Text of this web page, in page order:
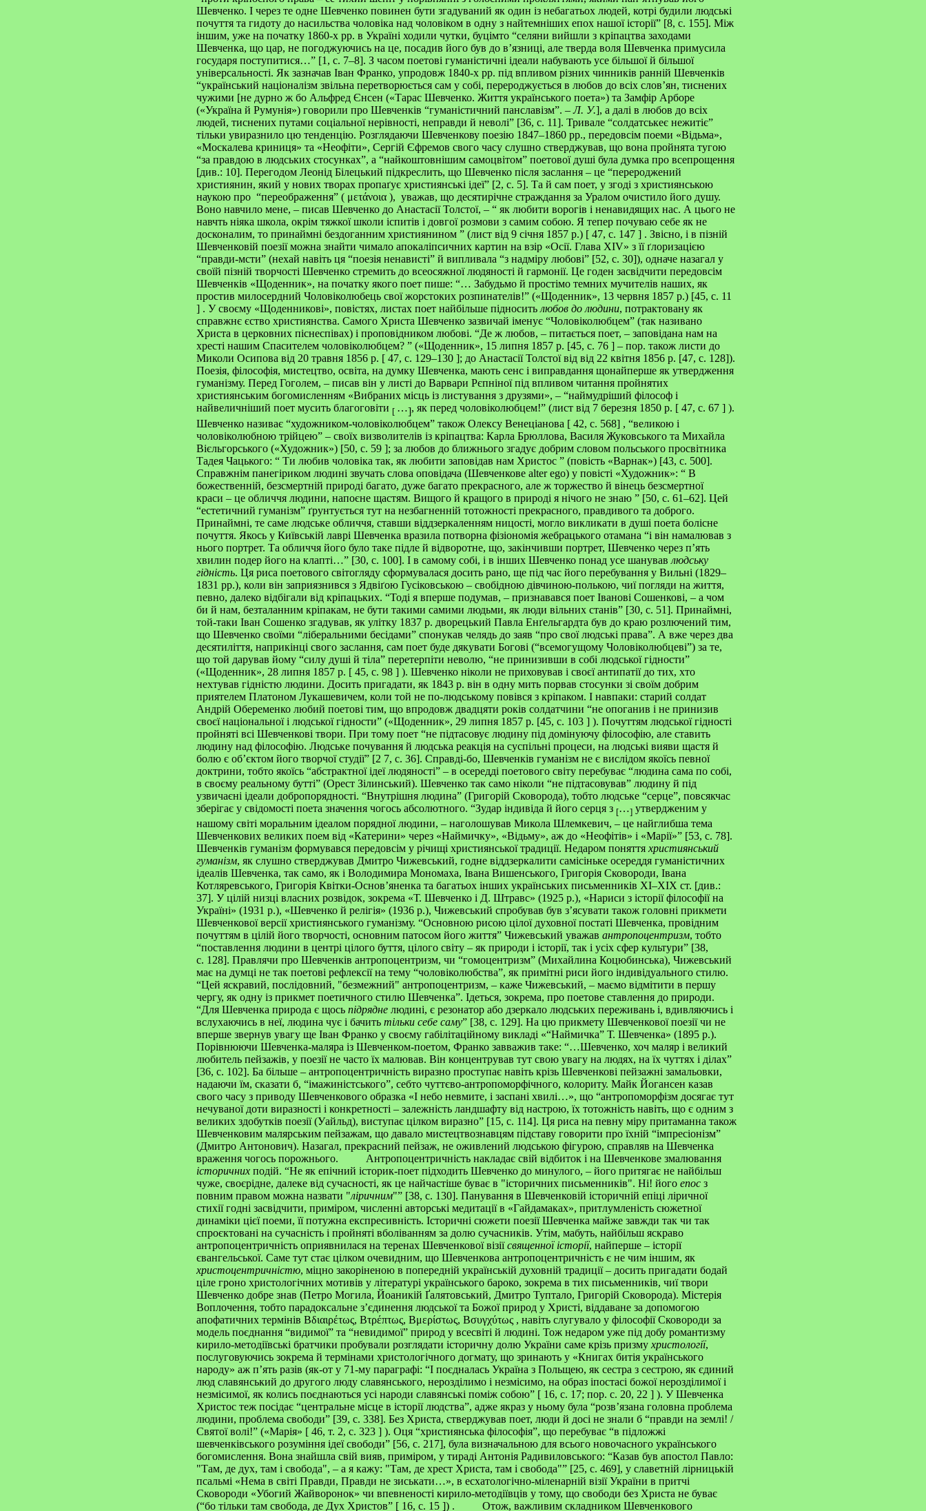
Шевченко. І через те одне Шевченко повинен бути згадуваний як один із небагатьох людей, котрі будили людські
почуття та гидоту до насильства чоловіка над чоловіком в одну з найтемніших епох нашої історії” [8, с. 155]. Між
іншим, уже на початку 1860-х рр. в Україні ходили чутки, буцімто “селяни вийшли з кріпацтва заходами
Шевченка, що цар, не погоджуючись на це, посадив його був до в’язниці, але тверда воля Шевченка примусила
государя поступитися…” [1, с. 7–8]. З часом поетові гуманістичні ідеали набувають усе більшої й більшої
універсальності. Як зазначав Іван Франко, упродовж 1840-х рр. під впливом різних чинників ранній Шевченків
“український націоналізм звільна перетворюється сам у собі, перероджується в любов до всіх слов’ян, тиснених
чужими [не дурно ж бо Альфред Єнсен («Тарас Шевченко. Життя українського поета») та Замфір Арборе
(«Україна й Румунія») говорили про Шевченків “гуманістичний панславізм”. –Л. У.], а далі в любов до всіх
людей, тиснених путами соціальної нерівності, неправди й неволі” [36, с. 11]. Тривале “солдатськеє нежитіє”
тільки увиразнило цю тенденцію. Розглядаючи Шевченкову поезію 1847–1860 рр., передовсім поеми «Відьма»,
«Москалева криниця» та «Неофіти», Сергій Єфремов свого часу слушно стверджував, що вона пройнята тугою
“за правдою в людських стосунках”, а “найкоштовнішим самоцвітом” поетової душі була думка про всепрощення
[див.: 10]. Перегодом Леонід Білецький підкреслить, що Шевченко після заслання – це “перероджений
християнин, який у нових творах пропаґує християнські ідеї” [2, с. 5]. Та й сам поет, у згоді з християнською
наукою про “переображення” ( μετάνοια ), уважав, що десятирічне страждання за Уралом очистило його душу.
Воно навчило мене, – писав Шевченко до Анастасії Толстої, – “ як любити ворогів і ненавидящих нас. А цього не
навчть ніяка школа, окрім тяжкої школи іспитів і довгої розмови з самим собою. Я тепер почуваю себе як не
досконалим, то принаймні бездоганним християнином ” (лист від 9 січня 1857 р.) [ 47, с. 147 ] . Звісно, і в пізній
Шевченковій поезії можна знайти чимало апокаліпсичних картин на взір «Осії. Глава XIV» з її ґлоризацією
“правди-мсти” (нехай навіть ця “поезія ненависті” й випливала “з надміру любові” [52, с. 30]), одначе назагал у
своїй пізній творчості Шевченко стремить до всеосяжної людяності й гармонії. Це годен засвідчити передовсім
Шевченків «Щоденник», на початку якого поет пише: “… Забудьмо й простімо темних мучителів наших, як
простив милосердний Чоловіколюбець свої жорстоких розпинателів!” («Щоденник», 13 червня 1857 р.) [45, с. 11
] . У своєму «Щоденникові», повістях, листах поет найбільше підноситьлюбов до людини, потрактовану як
справжнє єство християнства. Самого Христа Шевченко зазвичай іменує “Чоловіколюбцем” (так називано
Христа в церковних піснеспівах) і проповідником любові. “Де ж любов, – питається поет, – заповідана нам на
хресті нашим Спасителем чоловіколюбцем? ” («Щоденник», 15 липня 1857 р. [45, с. 76 ] – пор. також листи до
Миколи Осипова від 20 травня 1856 р. [ 47, с. 129–130 ]; до Анастасії Толстої від від 22 квітня 1856 р. [47, с. 128]).
Поезія, філософія, мистецтво, освіта, на думку Шевченка, мають сенс і виправдання щонайперше як утвердження
гуманізму. Перед Гоголем, – писав він у листі до Варвари Рєпніної під впливом читання пройнятих
християнським богомисленням «Вибраних місць із листування з друзями», – “наймудріший філософ і
найвеличніший поет мусить благоговіти [ …], як перед чоловіколюбцем!” (лист від 7 березня 1850 р. [ 47, с. 67 ] ).
Шевченко називає “художником-чоловіколюбцем” також Олексу Венеціанова [ 42, с. 568] , “великою і
чоловіколюбною трійцею” – своїх визволителів із кріпацтва: Карла Брюллова, Василя Жуковського та Михайла
Вієльгорського («Художник») [50, с. 59 ]; за любов до ближнього згадує добрим словом польського просвітника
Тадея Чацького: “ Ти любив чоловіка так, як любити заповідав нам Христос ” (повість «Варнак») [43, с. 500].
Справжнім панегіриком людині звучать слова оповідача (Шевченкове alter ego) у повісті «Художник»: “ В
божественній, безсмертній природі багато, дуже багато прекрасного, але ж торжество й вінець безсмертної
краси – це обличчя людини, напоєне щастям. Вищого й кращого в природі я нічого не знаю ” [50, с. 61–62]. Цей
“естетичний гуманізм” ґрунтується тут на незбагненній тотожності прекрасного, правдивого та доброго.
Принаймні, те саме людське обличчя, ставши віддзеркаленням ницості, могло викликати в душі поета болісне
почуття. Якось у Київській лаврі Шевченка вразила потворна фізіономія жебрацького отамана “і він намалював з
нього портрет. Та обличчя його було таке підле й відворотне, що, закінчивши портрет, Шевченко через п’ять
хвилин подер його на клапті…” [30, с. 100]. І в самому собі, і в інших Шевченко понад усе шанував людську
гідність. Ця риса поетового світогляду сформувалася досить рано, ще під час його перебування у Вильні (1829–
1831 рр.), коли він заприязнився з Ядвіґою Гусіковською – свобідною дівчиною-полькою, чиї погляди на життя,
певно, далеко відбігали від кріпацьких. “Тоді я вперше подумав, – признавався поет Іванові Сошенкові, – а чом
би й нам, безталанним кріпакам, не бути такими самими людьми, як люди вільних станів” [30, с. 51]. Принаймні,
той-таки Іван Сошенко згадував, як улітку 1837 р. дворецький Павла Енґельгардта був до краю розлючений тим,
що Шевченко своїми “ліберальними бесідами” спонукав челядь до заяв “про свої людські права”. А вже через два
десятиліття, наприкінці свого заслання, сам поет буде дякувати Богові (“всемогущому Чоловіколюбцеві”) за те,
що той дарував йому “силу душі й тіла” перетерпіти неволю, “не принизивши в собі людської гідности”
(«Щоденник», 28 липня 1857 р. [ 45, с. 98 ] ). Шевченко ніколи не приховував і своєї антипатії до тих, хто
нехтував гідністю людини. Досить пригадати, як 1843 р. він в одну мить порвав стосунки зі своїм добрим
приятелем Платоном Лукашевичем, коли той не по-людському повівся з кріпаком. І навпаки: старий солдат
Андрій Обеременко любий поетові тим, що впродовж двадцяти років солдатчини “не опоганив і не принизив
своєї національної і людської гідности” («Щоденник», 29 липня 1857 р. [45, с. 103 ] ). Почуттям людської гідності
пройняті всі Шевченкові твори. При тому поет “не підтасовує людину під домінуючу філософію, але ставить
людину над філософію. Людське почування й людська реакція на суспільні процеси, на людські вияви щастя й
болю є об’єктом його творчої студії” [2 7, с. 36]. Справді-бо, Шевченків гуманізм не є вислідом якоїсь певної
доктрини, тобто якоїсь “абстрактної ідеї людяності” – в осередді поетового світу перебуває “людина сама по собі,
в своєму реальному бутті” (Орест Зілинський). Шевченко так само ніколи “не підтасовував” людину й під
узвичаєні ідеали добропорядності. “Внутрішня людина” (Григорій Сковорода), тобто людське “серце”, повсякчас
зберігає у свідомості поета значення чогось абсолютного. “Зудар індивіда й його серця з […] утвердженим у
нашому світі моральним ідеалом порядної людини, – наголошував Микола Шлемкевич, – це найглибша тема
Шевченкових великих поем від «Катерини» через «Наймичку», «Відьму», аж до «Неофітів» і «Марії»” [53, с. 78].
Шевченків гуманізм формувався передовсім у річищі християнської традиції. Недаром поняття християнський
гуманізм, як слушно стверджував Дмитро Чижевський, годне віддзеркалити самісіньке осереддя гуманістичних
ідеалів Шевченка, так само, як і Володимира Мономаха, Івана Вишенського, Григорія Сковороди, Івана
Котляревського, Григорія Квітки-Основ’яненка та багатьох інших українських письменників XI–XIX ст. [див.:
37]. У цілій низці власних розвідок, зокрема «Т. Шевченко і Д. Штравс» (1925 р.), «Нариси з історії філософії на
Україні» (1931 р.), «Шевченко й релігія» (1936 р.), Чижевський спробував був з’ясувати також головні прикмети
Шевченкової версії християнського гуманізму. “Основною рисою цілої духовної постаті Шевченка, провідним
почуттям в цілій його творчості, основним патосом його життя” Чижевський уважав антропоцентризм, тобто
“поставлення людини в центрі цілого буття, цілого світу – як природи і історії, так і усіх сфер культури” [38,
с. 128]. Правлячи про Шевченків антропоцентризм, чи “гомоцентризм” (Михайлина Коцюбинська), Чижевський
має на думці не так поетові рефлексії на тему “чоловіколюбства”, як примітні риси його індивідуального стилю.
“Цей яскравий, послідовний, "безмежний" антропоцентризм, – каже Чижевський, – маємо відмітити в першу
чергу, як одну із прикмет поетичного стилю Шевченка”. Ідеться, зокрема, про поетове ставлення до природи.
“Для Шевченка природа є щось підрядне людині, є резонатор або дзеркало людських переживань і, вдивляючись і
вслухаючись в неї, людина чує і бачить тільки себе саму” [38, с. 129]. На цю прикмету Шевченкової поезії чи не
вперше звернув увагу ще Іван Франко у своєму габілітаційному викладі «“Наймичка” Т. Шевченка» (1895 р.).
Порівнюючи Шевченка-маляра із Шевченком-поетом, Франко завважив таке: “…Шевченко, хоч маляр і великий
любитель пейзажів, у поезії не часто їх малював. Він концентрував тут свою увагу на людях, на їх чуттях і ділах”
[36, с. 102]. Ба більше – антропоцентричність виразно проступає навіть крізь Шевченкові пейзажні замальовки,
надаючи їм, сказати б, “імажиністського”, себто чуттєво-антропоморфічного, колориту. Майк Йогансен казав
свого часу з приводу Шевченкового образка «І небо невмите, і заспані хвилі…», що “антропоморфізм досягає тут
нечуваної доти виразності і конкретності – залежність ландшафту від настрою, їх тотожність навіть, що є одним з
великих здобутків поезії (Уайльд), виступає цілком виразно” [15, с. 114]. Ця риса на певну міру притаманна також
Шевченковим малярським пейзажам, що давало мистецтвознавцям підставу говорити про їхній “імпресіонізм”
(Дмитро Антонович). Назагал, прекрасний пейзаж, не оживлений людською фігурою, справляв на Шевченка
враження чогось порожнього. Антропоцентричність накладає свій відбиток і на Шевченкове змалювання
історичних подій. “Не як епічний історик-поет підходить Шевченко до минулого, – його притягає не найбільш
чуже, своєрідне, далеке від сучасності, як це найчастіше буває в "історичних письменників". Ні! його епос з
повним правом можна назвати "ліричним"” [38, с. 130]. Панування в Шевченковій історичній епіці ліричної
стихії годні засвідчити, приміром, численні авторські медитації в «Гайдамаках», притлумленість сюжетної
динаміки цієї поеми, її потужна експресивність. Історичні сюжети поезії Шевченка майже завжди так чи так
спроєктовані на сучасність і пройняті вболіванням за долю сучасників. Утім, мабуть, найбільш яскраво
антропоцентричність оприявнилася на теренах Шевченкової візіїсвященної історії, найперше – історії
євангельської. Саме тут стає цілком очевидним, що Шевченкова антропоцентричність є не чим іншим, як
христоцентричністю, міцно закоріненою в попередній українській духовній традиції – досить пригадати бодай
ціле гроно христологічних мотивів у літературі українського бароко, зокрема в тих письменників, чиї твори
Шевченко добре знав (Петро Могила, Йоаникій Ґалятовський, Дмитро Туптало, Григорій Сковорода). Містерія
Воплочення, тобто парадоксальне з’єдинення людської та Божої природ у Христі, віддаване за допомогою
апофатичних термінів Bδιαιρέτως, Bτρέπτως, Bμερίστως, Bσυγχύτως , навіть слугувало у філософії Сковороди за
модель поєднання “видимої” та “невидимої” природ у всесвіті й людині. Тож недаром уже під добу романтизму
кирило-методіївські братчики пробували розглядати історичну долю України саме крізь призму христології,
послуговуючись зокрема й термінами христологічного догмату, що зринають у «Книгах битія українського
народу» аж п’ять разів (як-от у 71-му параграфі: “І поєдналась Україна з Польщею, як сестра з сестрою, як єдиний
люд славянський до другого люду славянського, нерозділимо і незмісимо, на образ іпостасі божої нерозділимої і
незмісимої, як колись поєднаються усі народи славянські поміж собою” [ 16, с. 17; пор. с. 20, 22 ] ). У Шевченка
Христос теж посідає “центральне місце в історії людства”, адже якраз у ньому була “розв’язана головна проблема
людини, проблема свободи” [39, с. 338]. Без Христа, стверджував поет, люди й досі не знали б “правди на землі! /
Святої волі!” («Марія» [ 46, т. 2, с. 323 ] ). Оця “християнська філософія”, що перебуває “в підложжі
шевченківського розуміння ідеї свободи” [56, с. 217], була визначальною для всього новочасного українського
богомислення. Вона знайшла свій вияв, приміром, у тираді Антонія Радивиловського: “Казав був апостол Павло:
"Там, де дух, там і свобода", – а я кажу: "Там, де хрест Христа, там і свобода"” [25, с. 469], у славетній лірницькій
псальмі «Нема в світі Правди, Правди не зиськати…», в есхатологічно-міленарній візії України в притчі
Сковороди «Убогий Жайворонок» чи впевненості кирило-методіївців у тому, що свободи без Христа не буває
(“бо тільки там свобода, де Дух Христов” [ 16, с. 15 ]) . Отож, важливим складником Шевченкового